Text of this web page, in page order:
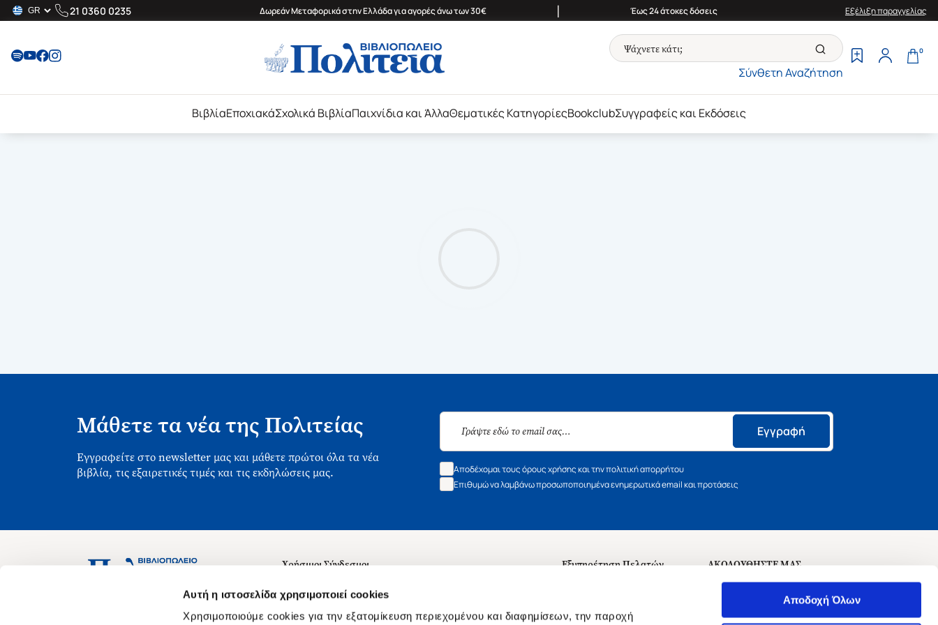
Αυτή η ιστοσελίδα χρησιμοποιεί cookies
Χρησιμοποιούμε cookies για την εξατομίκευση περιεχομένου και διαφημίσεων, την παροχή
Αποδοχή Όλων
21 0360 0235 Δωρεάν Μεταφορικά στην Ελλάδα για αγορές άνω των 30€ | Έως 24 άτοκες δόσεις Εξέλιξη παραγγελίας
Σύνθετη Αναζήτηση
0
ΒιβλίαΕποχιακάΣχολικά ΒιβλίαΠαιχνίδια και ΆλλαΘεματικές ΚατηγορίεςBookclubΣυγγραφείς και Εκδόσεις
Μάθετε τα νέα της Πολιτείας
Εγγραφείτε στο newsletter μας και μάθετε πρώτοι όλα τα νέα
βιβλία, τις εξαιρετικές τιμές και τις εκδηλώσεις μας.
Εγγραφή
Αποδέχομαι τους όρους χρήσης και την πολιτική απορρήτου
Επιθυμώ να λαμβάνω προσωποποιημένα ενημερωτικά email και προτάσεις
Ασκληπιού 1-3, Αθήνα 106 79
Χρήσιμοι Σύνδεσμοι
Σχετικά με εμάς
Θέσεις Εργασίας
Εξυπηρέτηση Πελατών
ΑΚΟΛΟΥΘΗΣΤΕ ΜΑΣ